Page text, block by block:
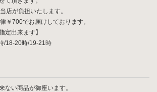
店が負担いたします。
￥700でお届けしております。
定出来ます】
/18-20時/19-21時
ない商品が御座います。